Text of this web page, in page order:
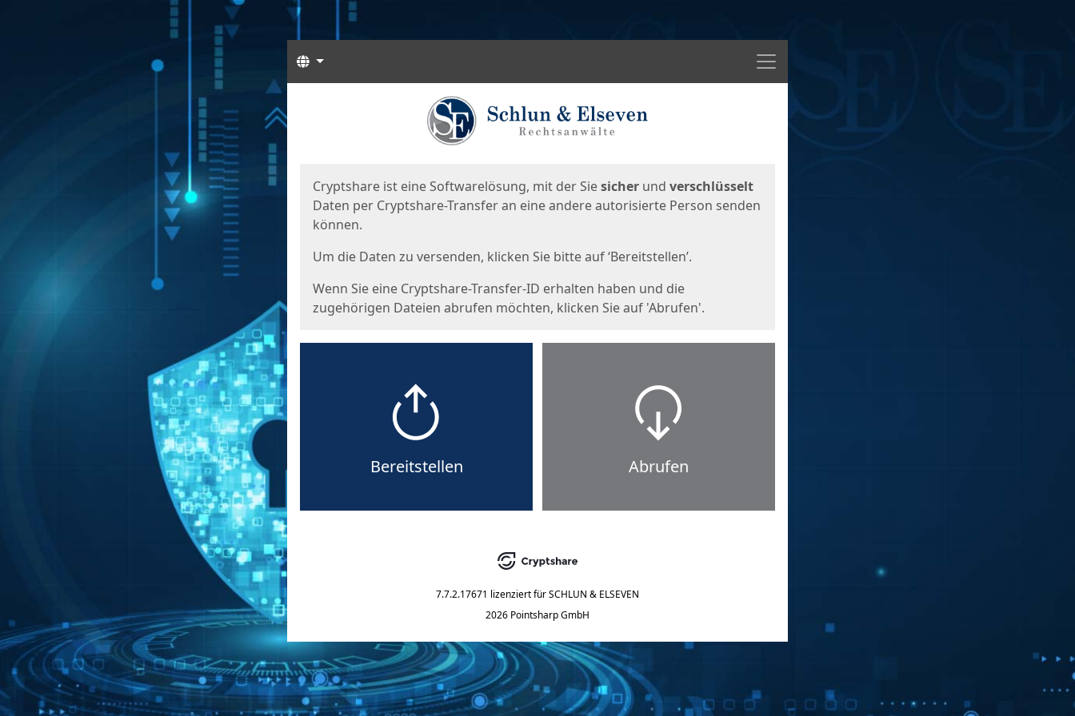
Menü
Sprachen
Cryptshare ist eine Softwarelösung, mit der Siesicher und verschlüsselt
Daten per Cryptshare-Transfer an eine andere autorisierte Person senden
können.
Um die Daten zu versenden, klicken Sie bitte auf ‘Bereitstellen’.
Wenn Sie eine Cryptshare-Transfer-ID erhalten haben und die
zugehörigen Dateien abrufen möchten, klicken Sie auf 'Abrufen'.
Bereitstellen Abrufen
7.7.2.17671 lizenziert fürSCHLUN & ELSEVEN
2026 Pointsharp GmbH